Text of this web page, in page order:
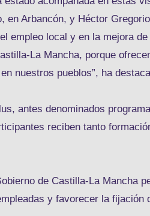
en Arbancón, y Héctor
empleo local y en la mejora
La Mancha, porque
nuestros pueblos”, ha
antes denominados
reciben tanto
de Castilla-La Mancha
y favorecer la